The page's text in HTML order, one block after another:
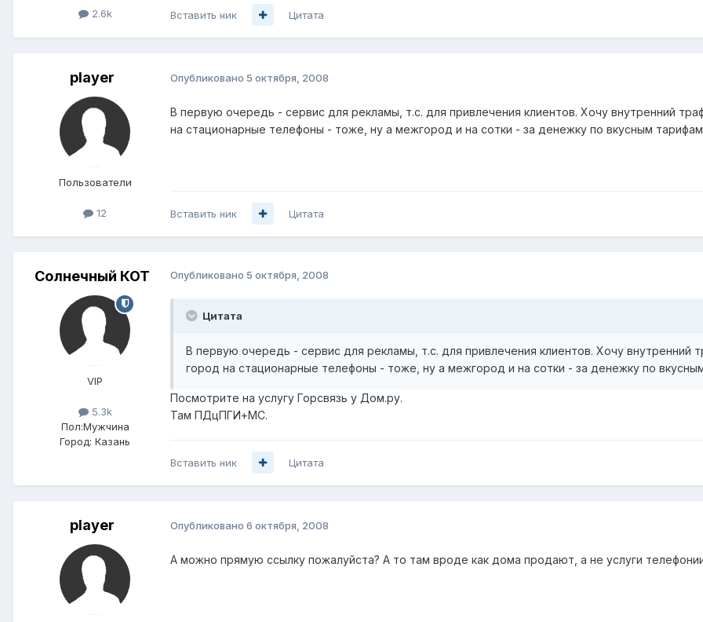
2.6k Вставить ник Цитата
player
Пользователи
12
Опубликовано 5 октября, 2008
В первую очередь - сервис для рекламы, т.с. для привлечения клиентов. Хочу внутренний
на стационарные телефоны - тоже, ну а межгород и на сотки - за денежку по вкусным
Вставить ник Цитата
Солнечный КОТ
VIP
5.3k
Пол:Мужчина
Город: Казань
Опубликовано 5 октября, 2008
Цитата
В первую очередь - сервис для рекламы, т.с. для привлечения клиентов. Хочу внутренний
город на стационарные телефоны - тоже, ну а межгород и на сотки - за денежку по
Посмотрите на услугу Горсвязь у Дом.ру.
Там ПДцПГИ+МС.
Вставить ник Цитата
player Опубликовано 6 октября, 2008
А можно прямую ссылку пожалуйста? А то там вроде как дома продают, а не услуги